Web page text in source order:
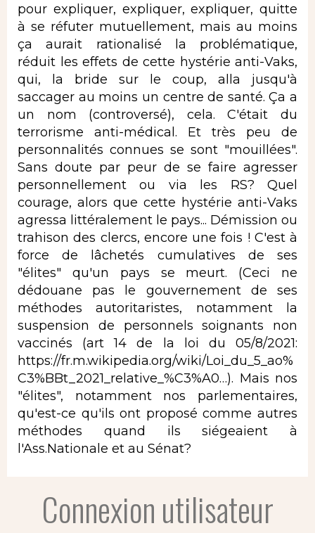
pour expliquer, expliquer, expliquer, quitte
à se réfuter mutuellement, mais au moins
ça aurait rationalisé la problématique,
réduit les effets de cette hystérie anti-Vaks,
qui, la bride sur le coup, alla jusqu'à
saccager au moins un centre de santé. Ça a
un nom (controversé), cela. C'était du
terrorisme anti-médical. Et très peu de
personnalités connues se sont "mouillées".
Sans doute par peur de se faire agresser
personnellement ou via les RS? Quel
courage, alors que cette hystérie anti-Vaks
agressa littéralement le pays... Démission ou
trahison des clercs, encore une fois ! C'est à
force de lâchetés cumulatives de ses
"élites" qu'un pays se meurt. (Ceci ne
dédouane pas le gouvernement de ses
méthodes autoritaristes, notamment la
suspension de personnels soignants non
vaccinés (art 14 de la loi du 05/8/2021:
https://fr.m.wikipedia.org/wiki/Loi_du_5_ao%
C3%BBt_2021_relative_%C3%A0…). Mais nos
"élites", notamment nos parlementaires,
qu'est-ce qu'ils ont proposé comme autres
méthodes quand ils siégeaient à
l'Ass.Nationale et au Sénat?
Connexion utilisateur